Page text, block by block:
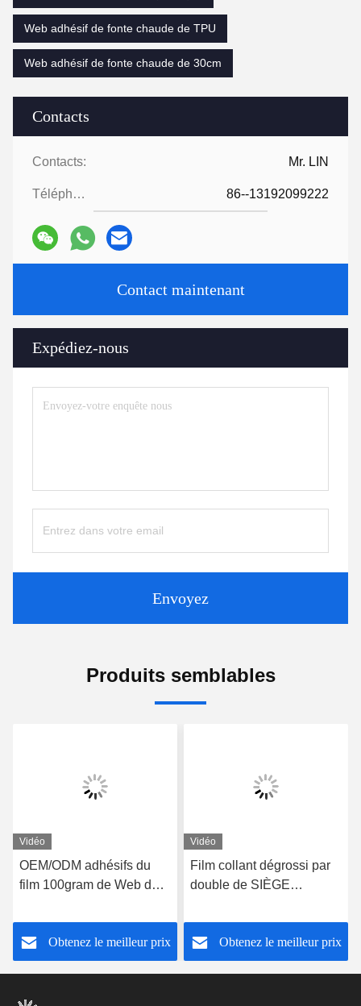
Contacts
Contacts: Mr. LIN
Téléphone: 86--13192099222
Contact maintenant
Expédiez-nous
Envoyez
Web adhésif de fonte chaude de TPU
Web adhésif de fonte chaude de 30cm
Produits semblables
Vidéo
OEM/ODM adhésifs du
film 100gram de Web de
stratification de chaussure
pour la mousse de
semelles intérieures
Obtenez le meilleur prix
Vidéo
Film collant dégrossi par
double de SIÈGE
D'EXPLOSION, film
adhésif 3.0kgf/cm2 de
fonte chaude de PA de
Obtenez le meilleur prix